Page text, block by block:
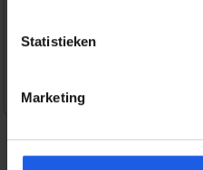
Statistieken
Marketing
Veilig en snel betalen